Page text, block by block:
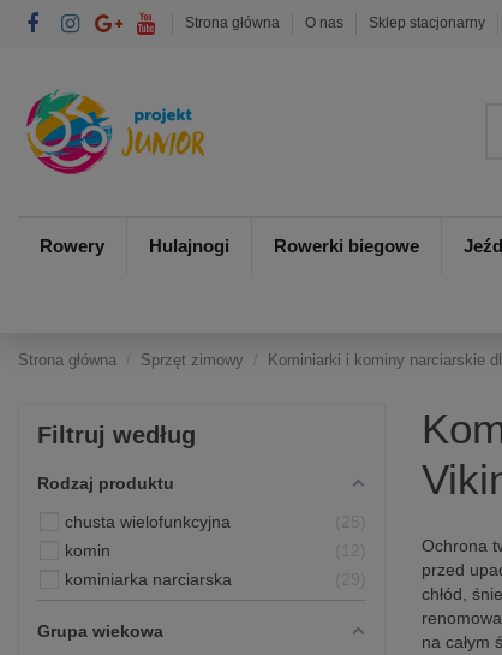
Strona główna O nas Sklep stacjonarny
Rowery Hulajnogi Rowerki biegowe
Strona główna Sprzęt zimowy Kominiarki i kominy narciarskie
Ochrona
przed
chłód,
na całym
Filtruj według
Rodzaj produktu
chusta wielofunkcyjna
25
komin
kominiarka narciarska
29
Grupa wiekowa